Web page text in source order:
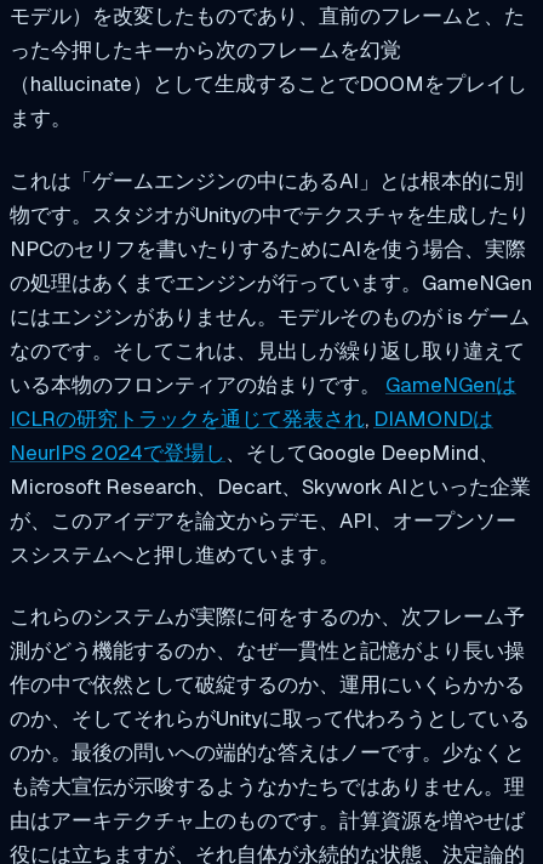
モデル）を改変したものであり、直前のフレームと、た
った今押したキーから次のフレームを幻覚
（hallucinate）として生成することでDOOMをプレイし
ます。
これは「ゲームエンジンの中にあるAI」とは根本的に別
物です。スタジオがUnityの中でテクスチャを生成したり
NPCのセリフを書いたりするためにAIを使う場合、実際
の処理はあくまでエンジンが行っています。GameNGen
にはエンジンがありません。モデルそのものが is ゲーム
なのです。そしてこれは、見出しが繰り返し取り違えて
いる本物のフロンティアの始まりです。 GameNGenは
ICLRの研究トラックを通じて発表され, DIAMONDは
NeurIPS 2024で登場し、そしてGoogle DeepMind、
Microsoft Research、Decart、Skywork AIといった企業
が、このアイデアを論文からデモ、API、オープンソー
スシステムへと押し進めています。
これらのシステムが実際に何をするのか、次フレーム予
測がどう機能するのか、なぜ一貫性と記憶がより長い操
作の中で依然として破綻するのか、運用にいくらかかる
のか、そしてそれらがUnityに取って代わろうとしている
のか。最後の問いへの端的な答えはノーです。少なくと
も誇大宣伝が示唆するようなかたちではありません。理
由はアーキテクチャ上のものです。計算資源を増やせば
役には立ちますが、それ自体が永続的な状態、決定論的